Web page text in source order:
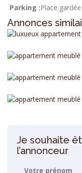
Parking :Place gardée
Annonces
Je souhaite
l’annonceur
Votre prénom